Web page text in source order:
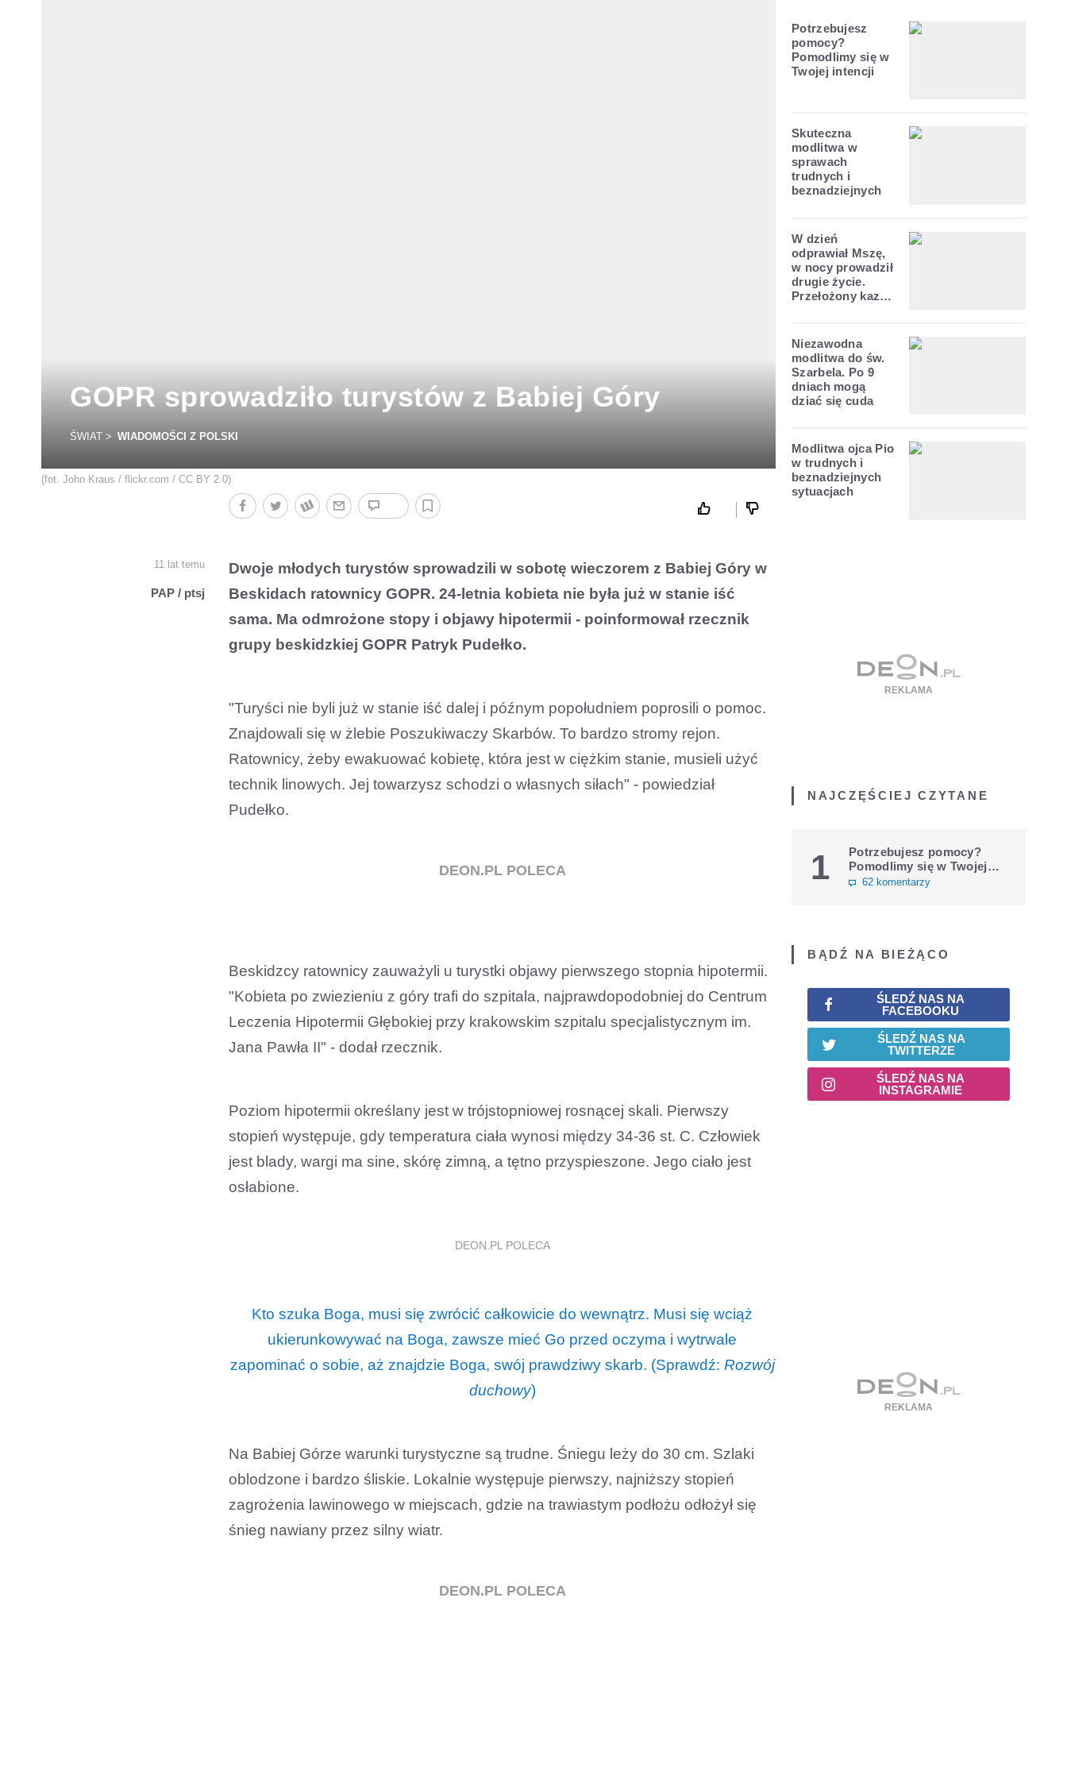
GOPR sprowadziło turystów z Babiej Góry
ŚWIAT WIADOMOŚCI Z POLSKI
(fot. John Kraus / flickr.com / CC BY 2.0)
11 lat temu
PAP / ptsj
Dwoje młodych turystów sprowadzili w sobotę wieczorem z Babiej Góry w
Beskidach ratownicy GOPR. 24-letnia kobieta nie była już w stanie iść
sama. Ma odmrożone stopy i objawy hipotermii - poinformował rzecznik
grupy beskidzkiej GOPR Patryk Pudełko.
"Turyści nie byli już w stanie iść dalej i późnym popołudniem poprosili o pomoc.
Znajdowali się w żlebie Poszukiwaczy Skarbów. To bardzo stromy rejon.
Ratownicy, żeby ewakuować kobietę, która jest w ciężkim stanie, musieli użyć
technik linowych. Jej towarzysz schodzi o własnych siłach" - powiedział
Pudełko.
DEON.PL POLECA
Beskidzcy ratownicy zauważyli u turystki objawy pierwszego stopnia hipotermii.
"Kobieta po zwiezieniu z góry trafi do szpitala, najprawdopodobniej do Centrum
Leczenia Hipotermii Głębokiej przy krakowskim szpitalu specjalistycznym im.
Jana Pawła II" - dodał rzecznik.
Poziom hipotermii określany jest w trójstopniowej rosnącej skali. Pierwszy
stopień występuje, gdy temperatura ciała wynosi między 34-36 st. C. Człowiek
jest blady, wargi ma sine, skórę zimną, a tętno przyspieszone. Jego ciało jest
osłabione.
DEON.PL POLECA
Kto szuka Boga, musi się zwrócić całkowicie do wewnątrz. Musi się wciąż
ukierunkowywać na Boga, zawsze mieć Go przed oczyma i wytrwale
zapominać o sobie, aż znajdzie Boga, swój prawdziwy skarb. (Sprawdź: Rozwój
duchowy)
Na Babiej Górze warunki turystyczne są trudne. Śniegu leży do 30 cm. Szlaki
oblodzone i bardzo śliskie. Lokalnie występuje pierwszy, najniższy stopień
zagrożenia lawinowego w miejscach, gdzie na trawiastym podłożu odłożył się
śnieg nawiany przez silny wiatr.
DEON.PL POLECA
Potrzebujesz
pomocy?
Pomodlimy się w
Twojej intencji
Skuteczna
modlitwa w
sprawach
trudnych i
beznadziejnych
W dzień
odprawiał Mszę,
w nocy prowadził
drugie życie.
Przełożony kazał
Niezawodna
modlitwa do św.
Szarbela. Po 9
dniach mogą
dziać się cuda
Modlitwa ojca Pio
w trudnych i
beznadziejnych
sytuacjach
NAJCZĘŚCIEJ CZYTANE
1
Potrzebujesz pomocy?
Pomodlimy się w Twojej
intencji
62 komentarzy
BĄDŹ NA BIEŻĄCO
ŚLEDŹ NAS NA
FACEBOOKU
ŚLEDŹ NAS NA
TWITTERZE
ŚLEDŹ NAS NA
INSTAGRAMIE